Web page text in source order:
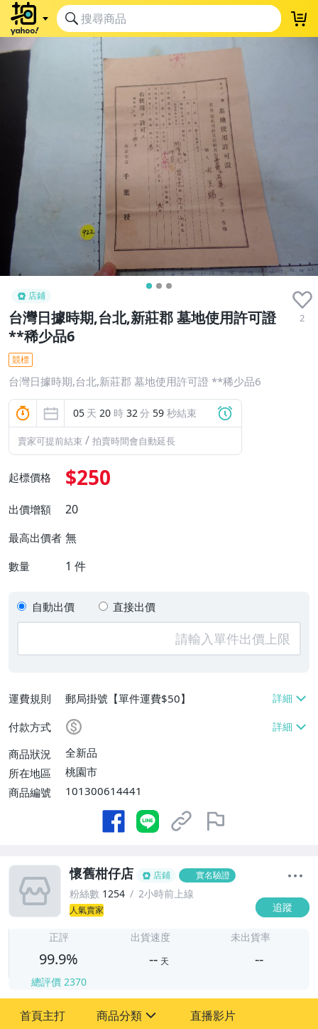
店鋪
台灣日據時期,台北,新莊郡 墓地使用許可證
**稀少品6
2
競標
台灣日據時期,台北,新莊郡 墓地使用許可證 **稀少品6
05 天 20 時 32分 58 秒結束
賣家可提前結束 / 拍賣時間會自動延長
起標價格 $250
出價增額 20
最高出價者 無
數量 1 件
自動出價 直接出價
運費規則
郵局掛號【單件運費$50】
付款方式
商品狀況
全新品
所在地區
桃園市
商品編號
101300614441
懷舊柑仔店 店鋪 實名驗證
粉絲數 1254 2小時前上線
人氣賣家 追蹤
正評
99.9%
總評價 2370
出貨速度
-- 天
未出貨率
--
首頁主打 商品分類 直播影片